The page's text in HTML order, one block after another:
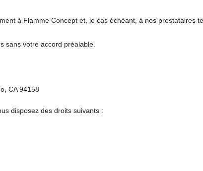
à Flamme Concept et, le cas échéant, à nos prestataires
sans votre accord préalable.
CA 94158
disposez des droits suivants :